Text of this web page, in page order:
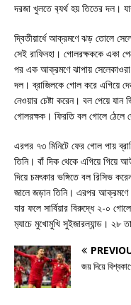
দরজা খুলতে ব‍্যর্থ হয় তিতের দল।
দ্বিতীয়ার্ধে আক্রমণে ঝড় তোলে
সেই রাফিনহা। গোলরক্ষককে একা
পর এক আক্রমণে ঝাপায়
দল। ব্রাজিলকে গোল করে এগিয়ে
নেওয়ার চেষ্টা করেন। বল পেয়ে যান
গোলরক্ষক। ফিরতি বল গোলে ঠেলে
এরপর ৭৩ মিনিটে ফের গোল পায়
তিনি। বাঁ দিক থেকে এগিয়ে গিয়ে
দিয়ে চমৎকার ভঙ্গিতে বল রিসিভ
জালে জড়ান তিনি। এরপর আক্রমণে
যার ফলে সার্বিয়ার বিরুদ্ধে ২-০
ম‍্যাচে মুখোমুখি সুইজারল্যান্ড। ২৮
জয় দিয়ে